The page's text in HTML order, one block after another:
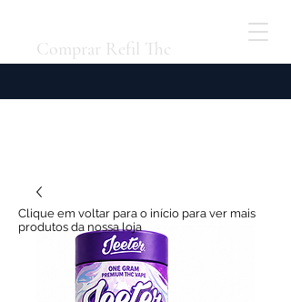
Comprar Refil Thc
Clique em voltar para o início para ver mais
produtos da nossa loja